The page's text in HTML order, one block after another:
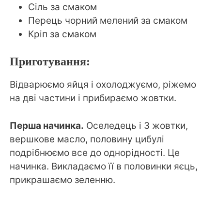
Сіль за смаком
Перець чорний мелений за смаком
Кріп за смаком
Приготування:
Відварюємо яйця і охолоджуємо, ріжемо
на дві частини і прибираємо жовтки.
Перша начинка. Оселедець і 3 жовтки,
вершкове масло, половину цибулі
подрібнюємо все до однорідності. Це
начинка. Викладаємо її в половинки яєць,
прикрашаємо зеленню.